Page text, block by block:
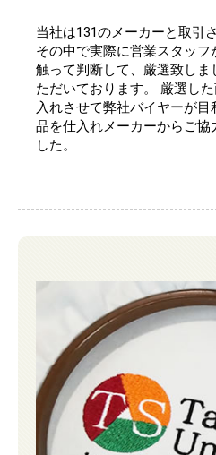
当社は131のメーカーと取引
その中で実際に営業スタッ
触って判断して、厳選致し
ただいております。 厳選し
入れさせて弊社バイヤーが
品を仕入れメーカーからご協
した。